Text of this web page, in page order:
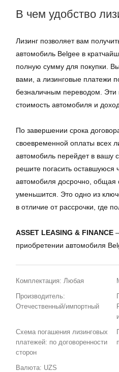
В чем удобство
Лизинг позволяет вам
автомобиль Belgee в
полную сумму для покупки.
вами, а лизинговые платежи
безналичным переводом. Эти
стоимость автомобиля и
По завершении срока
своевременной оплаты всех
автомобиль перейдет в вашу
решите погасить оставшуюся
автомобиля досрочно, общая
уменьшится. Это одно из
в отличие от рассрочки, где
ASSET LEASING & FINANCE
приобретении автомобиля
Комплектация: Любая
Производитель:
Отечественный/импортный
Схема погашения лизинговых
платежей: по договоренности
сторон
Валюта: UZS